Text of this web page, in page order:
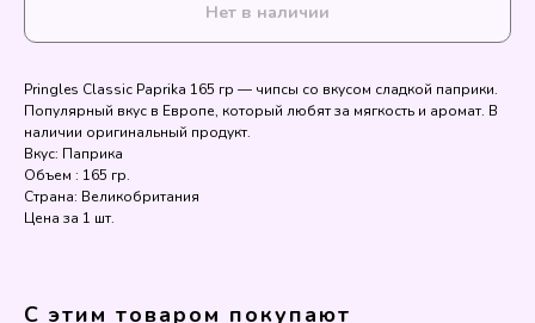
Нет в наличии
Pringles Classic Paprika 165 гр — чипсы со вкусом сладкой паприки.
Популярный вкус в Европе, который любят за мягкость и аромат. В
наличии оригинальный продукт.
Вкус: Паприка
Объем : 165 гр.
Страна: Великобритания
Цена за 1 шт.
С этим товаром покупают